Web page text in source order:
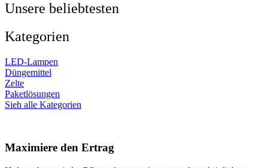
Unsere beliebtesten
Kategorien
LED-Lampen
Düngemittel
Zelte
Paketlösungen
Sieh alle Kategorien
Maximiere den Ertrag